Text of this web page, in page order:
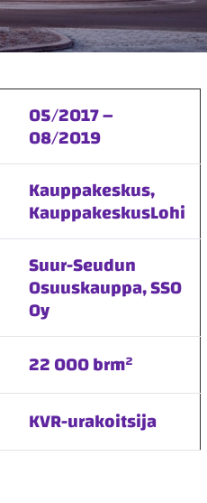
05/2017 –
08/2019
Kauppakeskus,
KauppakeskusLohi
Suur-Seudun
Osuuskauppa, SSO
Oy
22 000 brm²
KVR-urakoitsija